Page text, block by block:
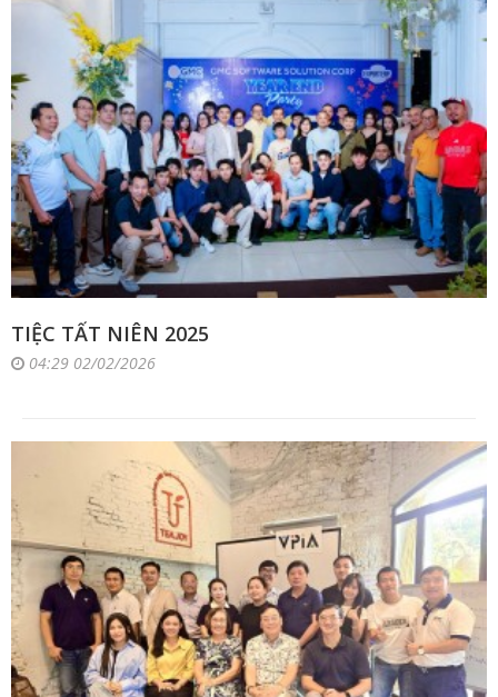
TIỆC TẤT NIÊN 2025
04:29 02/02/2026